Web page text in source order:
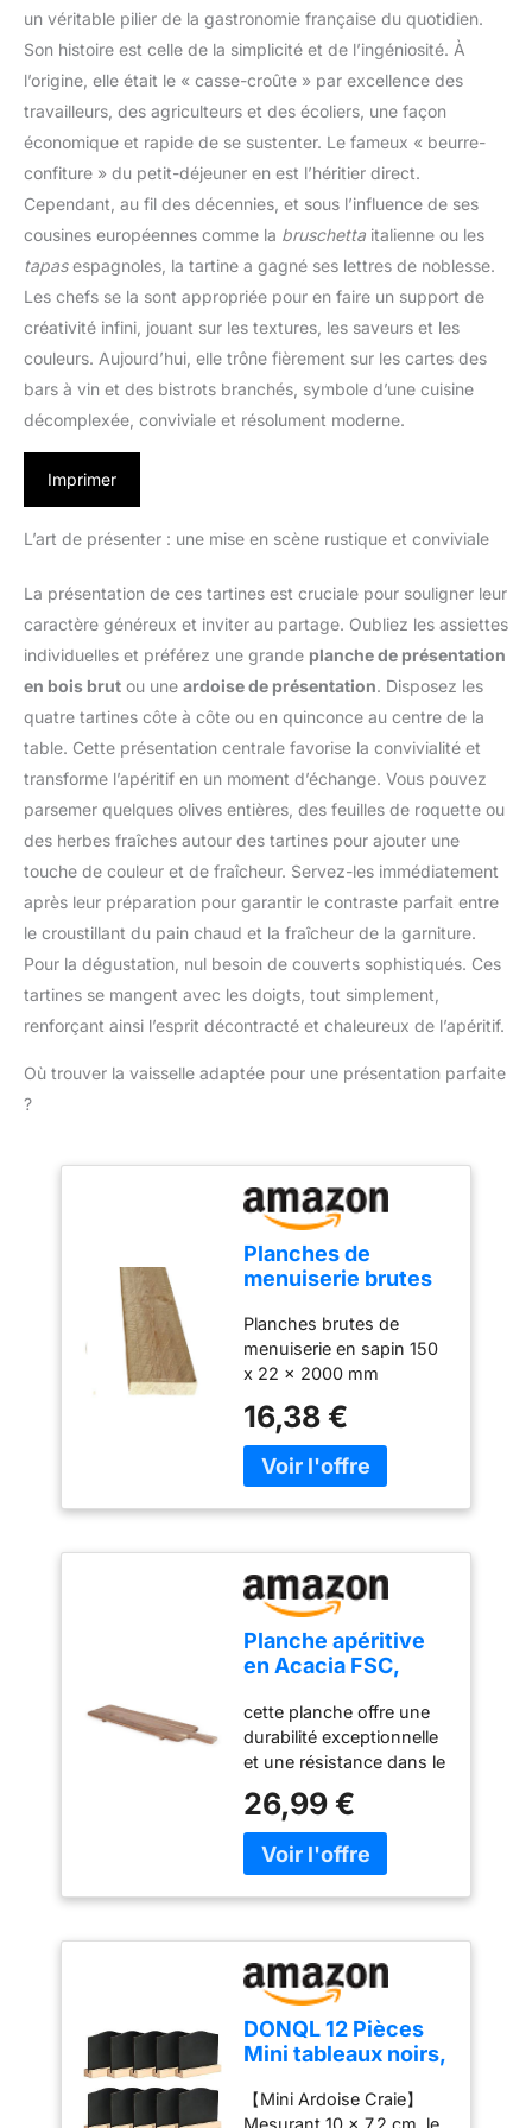
un véritable pilier de la gastronomie française du quotidien.
Son histoire est celle de la simplicité et de l’ingéniosité. À
l’origine, elle était le « casse-croûte » par excellence des
travailleurs, des agriculteurs et des écoliers, une façon
économique et rapide de se sustenter. Le fameux « beurre-
confiture » du petit-déjeuner en est l’héritier direct.
Cependant, au fil des décennies, et sous l’influence de ses
cousines européennes comme la bruschetta italienne ou les
tapasespagnoles, la tartine a gagné ses lettres de noblesse.
Les chefs se la sont appropriée pour en faire un support de
créativité infini, jouant sur les textures, les saveurs et les
couleurs. Aujourd’hui, elle trône fièrement sur les cartes des
bars à vin et des bistrots branchés, symbole d’une cuisine
décomplexée, conviviale et résolument moderne.
Imprimer
L’art de présenter : une mise en scène rustique et conviviale
La présentation de ces tartines est cruciale pour souligner leur
caractère généreux et inviter au partage. Oubliez les assiettes
individuelles et préférez une grande planche de présentation
en bois brut ou une ardoise de présentation. Disposez les
quatre tartines côte à côte ou en quinconce au centre de la
table. Cette présentation centrale favorise la convivialité et
transforme l’apéritif en un moment d’échange. Vous pouvez
parsemer quelques olives entières, des feuilles de roquette ou
des herbes fraîches autour des tartines pour ajouter une
touche de couleur et de fraîcheur. Servez-les immédiatement
après leur préparation pour garantir le contraste parfait entre
le croustillant du pain chaud et la fraîcheur de la garniture.
Pour la dégustation, nul besoin de couverts sophistiqués. Ces
tartines se mangent avec les doigts, tout simplement,
renforçant ainsi l’esprit décontracté et chaleureux de l’apéritif.
Où trouver la vaisselle adaptée pour une présentation parfaite
?
Planches de
menuiserie brutes
mm.
Planches brutes de
menuiserie en sapin 150
x 22 x 2000 mm
16,38 €
Planche apéritive
en Acacia FSC,
19,5 cm, pieds en
bois, ideale pour
présenter apéritif
cette planche offre une
durabilité exceptionnelle
et une résistance dans le
professionnel FR -
Retrouvez toutes nos
offres sur notre boutique
suivi / Emballage de
protection / LIVRAISON
GRATUITE
26,99 €
DONQL 12 Pièces
Mini tableaux noirs,
Noir,Mini Panneaux
【Mini Ardoise Craie】
Mesurant 10 x 7,2 cm, le